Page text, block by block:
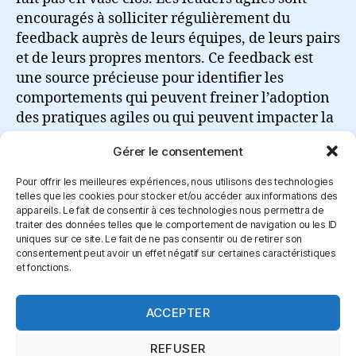
Gérer le consentement
Pour offrir les meilleures expériences, nous utilisons des technologies
telles que les cookies pour stocker et/ou accéder aux informations des
appareils. Le fait de consentir à ces technologies nous permettra de
traiter des données telles que le comportement de navigation ou les ID
uniques sur ce site. Le fait de ne pas consentir ou de retirer son
consentement peut avoir un effet négatif sur certaines caractéristiques
et fonctions.
ACCEPTER
REFUSER
encouragés à solliciter régulièrement du
feedback auprès de leurs équipes, de leurs pairs
et de leurs propres mentors. Ce feedback est
une source précieuse pour identifier les
comportements qui peuvent freiner l’adoption
des pratiques agiles ou qui peuvent impacter la
Lire la suite